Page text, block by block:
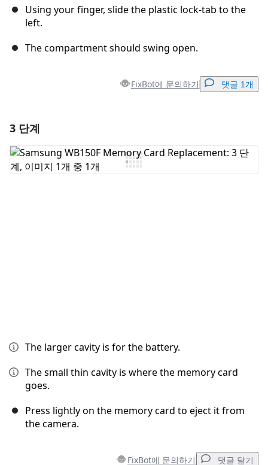
Using your finger, slide the plastic lock-tab to the
left.
The compartment should swing open.
FixBot에 문의하기 댓글 1개
댓글 쓰기
3 단계
The larger cavity is for the battery.
The small thin cavity is where the memory card
goes.
Press lightly on the memory card to eject it from
the camera.
FixBot에 문의하기 댓글 달기